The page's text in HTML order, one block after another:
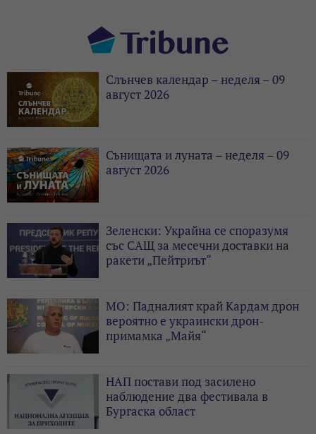
Слънчев календар – неделя – 09
август 2026
Сънищата и луната – неделя – 09
август 2026
Зеленски: Украйна се споразумя
със САЩ за месечни доставки на
ракети „Пейтриът“
МО: Падналият край Кардам дрон
вероятно е украински дрон-
примамка „Майя“
НАП постави под засилено
наблюдение два фестивала в
Бургаска област